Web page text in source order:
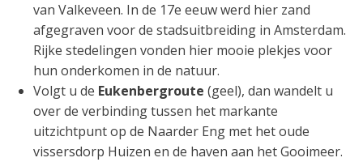
van Valkeveen. In de 17e eeuw werd hier zand
afgegraven voor de stadsuitbreiding in Amsterdam.
Rijke stedelingen vonden hier mooie plekjes voor
hun onderkomen in de natuur.
Volgt u de Eukenbergroute (geel), dan wandelt u
over de verbinding tussen het markante
uitzichtpunt op de Naarder Eng met het oude
vissersdorp Huizen en de haven aan het Gooimeer.